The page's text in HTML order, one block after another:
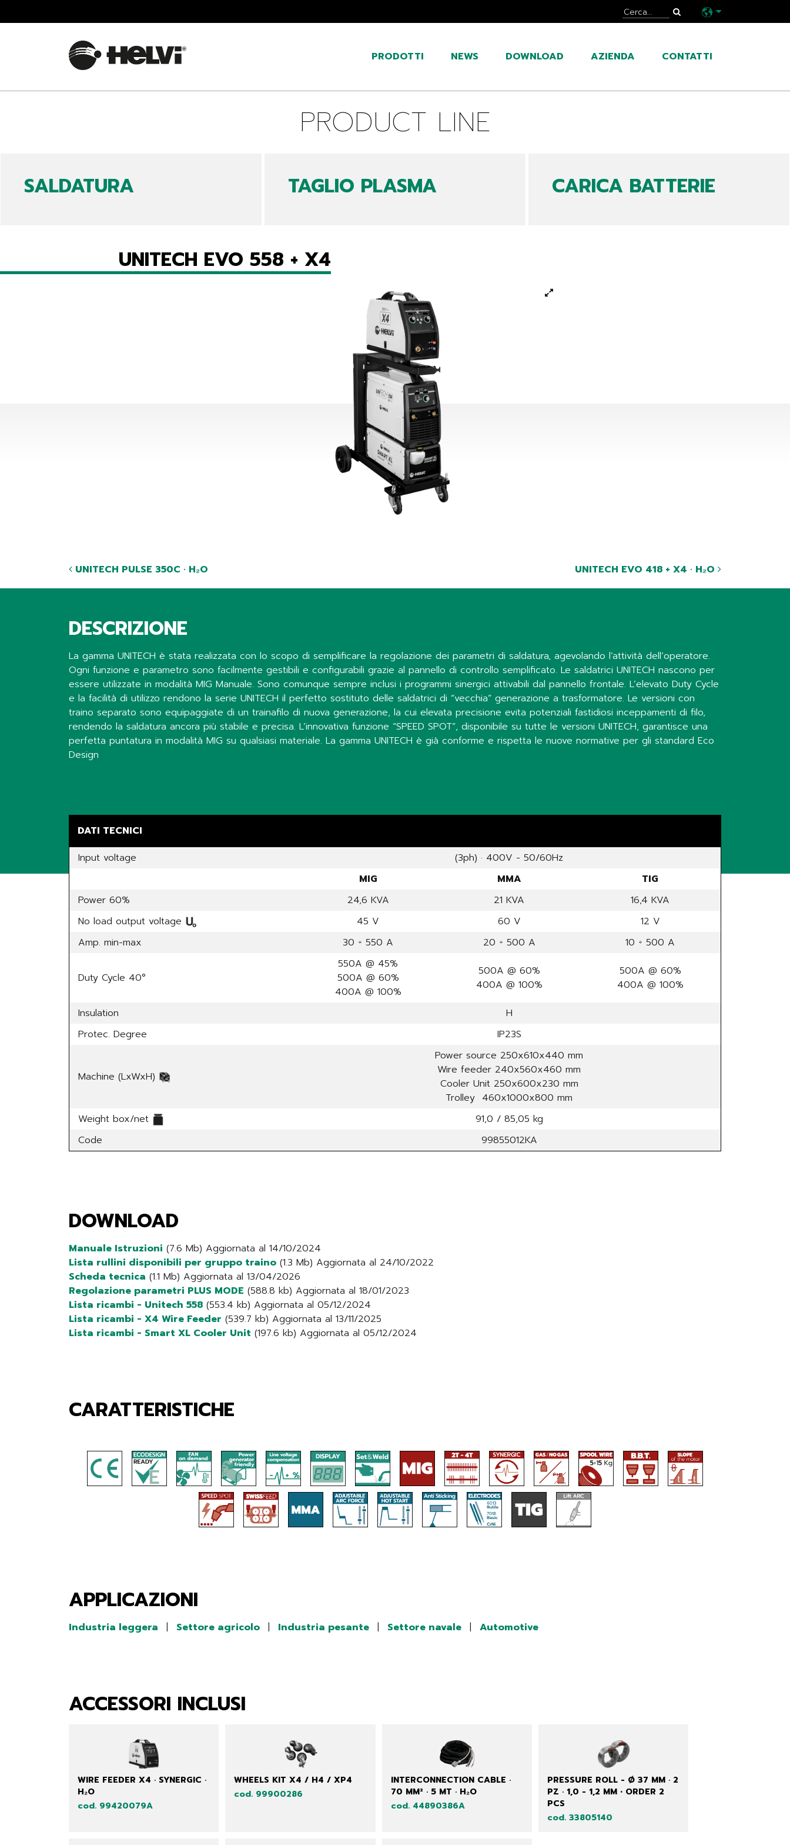
PRODOTTI NEWS DOWNLOAD AZIENDA CONTATTI
PRODUCT LINE
SALDATURA TAGLIO PLASMA CARICA BATTERIE
UNITECH EVO 558 + X4
UNITECH PULSE 350C · H₂O UNITECH EVO 418 + X4 · H₂O
DESCRIZIONE
La gamma UNITECH è stata realizzata con lo scopo di semplificare la regolazione dei parametri di saldatura, agevolando l’attività dell’operatore.
Ogni funzione e parametro sono facilmente gestibili e configurabili grazie al pannello di controllo semplificato. Le saldatrici UNITECH nascono per
essere utilizzate in modalità MIG Manuale. Sono comunque sempre inclusi i programmi sinergici attivabili dal pannello frontale. L’elevato Duty Cycle
e la facilità di utilizzo rendono la serie UNITECH il perfetto sostituto delle saldatrici di “vecchia” generazione a trasformatore. Le versioni con
traino separato sono equipaggiate di un trainafilo di nuova generazione, la cui elevata precisione evita potenziali fastidiosi inceppamenti di filo,
rendendo la saldatura ancora più stabile e precisa. L’innovativa funzione “SPEED SPOT”, disponibile su tutte le versioni UNITECH, garantisce una
perfetta puntatura in modalità MIG su qualsiasi materiale. La gamma UNITECH è già conforme e rispetta le nuove normative per gli standard Eco
Design
DATI TECNICI
Input voltage
(3ph) · 400V - 50/60Hz
MIG
MMA
TIG
Power 60%
24,6 KVA 21 KVA
16,4 KVA
No load output voltage
45 V 60 V
12 V
Amp. min-max
30 ÷ 550 A 20 ÷ 500 A 10 ÷ 500 A
Duty Cycle 40°
550A @ 45%
500A @ 60%
400A @ 100%
500A @ 60%
400A @ 100%
500A @ 60%
400A @ 100%
Insulation
H
Protec. Degree
IP23S
Machine (LxWxH)
Power source 250x610x440 mm
Wire feeder 240x560x460 mm
Cooler Unit 250x600x230 mm
Trolley 460x1000x800 mm
Weight box/net
91,0 / 85,05 kg
Code
99855012KA
DOWNLOAD
Manuale Istruzioni (7.6 Mb) Aggiornata al 14/10/2024
Lista rullini disponibili per gruppo traino (1.3 Mb) Aggiornata al 24/10/2022
Scheda tecnica (1.1 Mb) Aggiornata al 13/04/2026
Regolazione parametri PLUS MODE (588.8 kb) Aggiornata al 18/01/2023
Lista ricambi - Unitech 558 (553.4 kb) Aggiornata al 05/12/2024
Lista ricambi - X4 Wire Feeder (539.7 kb) Aggiornata al 13/11/2025
Lista ricambi - Smart XL Cooler Unit (197.6 kb) Aggiornata al 05/12/2024
CARATTERISTICHE
APPLICAZIONI
Industria leggera | Settore agricolo | Industria pesante | Settore navale | Automotive
ACCESSORI INCLUSI
WIRE FEEDER X4 · SYNERGIC ·
H₂O
cod. 99420079A
WHEELS KIT X4 / H4 / XP4
cod. 99900286
INTERCONNECTION CABLE ·
70 MM² · 5 MT · H₂O
cod. 44890386A
PRESSURE ROLL - Ø 37 MM · 2
PZ · 1,0 - 1,2 MM • ORDER 2
PCS
cod. 33805140